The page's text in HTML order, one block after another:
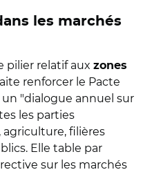
les marchés
pilier relatif aux zones
renforcer le Pacte
un "dialogue annuel sur
les parties
filières
Elle table par
sur les marchés